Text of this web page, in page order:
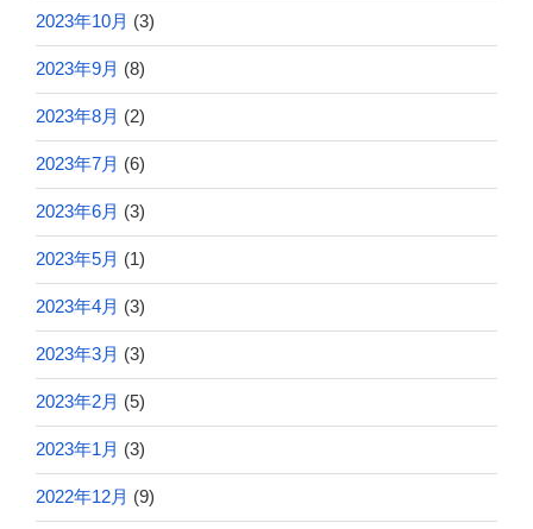
2023年10月 (3)
2023年9月 (8)
2023年8月 (2)
2023年7月 (6)
2023年6月 (3)
2023年5月 (1)
2023年4月 (3)
2023年3月 (3)
2023年2月 (5)
2023年1月 (3)
2022年12月 (9)